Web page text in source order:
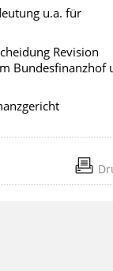
u.a. für
Revision
Bundesfinanzhof